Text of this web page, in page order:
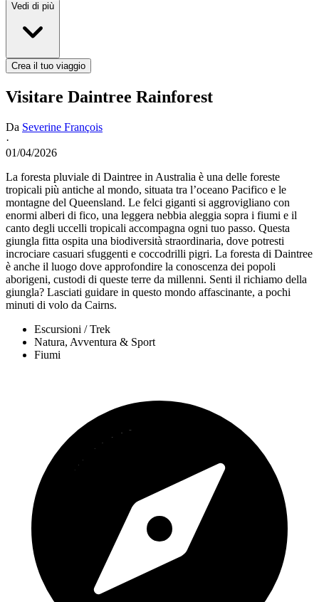
Vedi di più
Crea il tuo viaggio
Visitare Daintree Rainforest
Da Severine François
·
01/04/2026
La foresta pluviale di Daintree in Australia è una delle foreste
tropicali più antiche al mondo, situata tra l’oceano Pacifico e le
montagne del Queensland. Le felci giganti si aggrovigliano con
enormi alberi di fico, una leggera nebbia aleggia sopra i fiumi e il
canto degli uccelli tropicali accompagna ogni tuo passo. Questa
giungla fitta ospita una biodiversità straordinaria, dove potresti
incrociare casuari sfuggenti e coccodrilli pigri. La foresta di Daintree
è anche il luogo dove approfondire la conoscenza dei popoli
aborigeni, custodi di queste terre da millenni. Senti il richiamo della
giungla? Lasciati guidare in questo mondo affascinante, a pochi
minuti di volo da Cairns.
Escursioni / Trek
Natura, Avventura & Sport
Fiumi